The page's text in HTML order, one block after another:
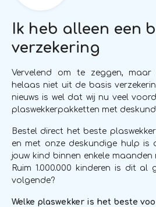
Ik heb alleen een
verzekering
Vervelend om te zeggen,
helaas niet uit de basis
nieuws is wel dat wij nu veel
plaswekkerpakketten met
Bestel direct het beste
en met onze deskundige hulp is
jouw kind binnen enkele
Ruim 1.000.000 kinderen is dit al
volgende?
Welke plaswekker is het beste